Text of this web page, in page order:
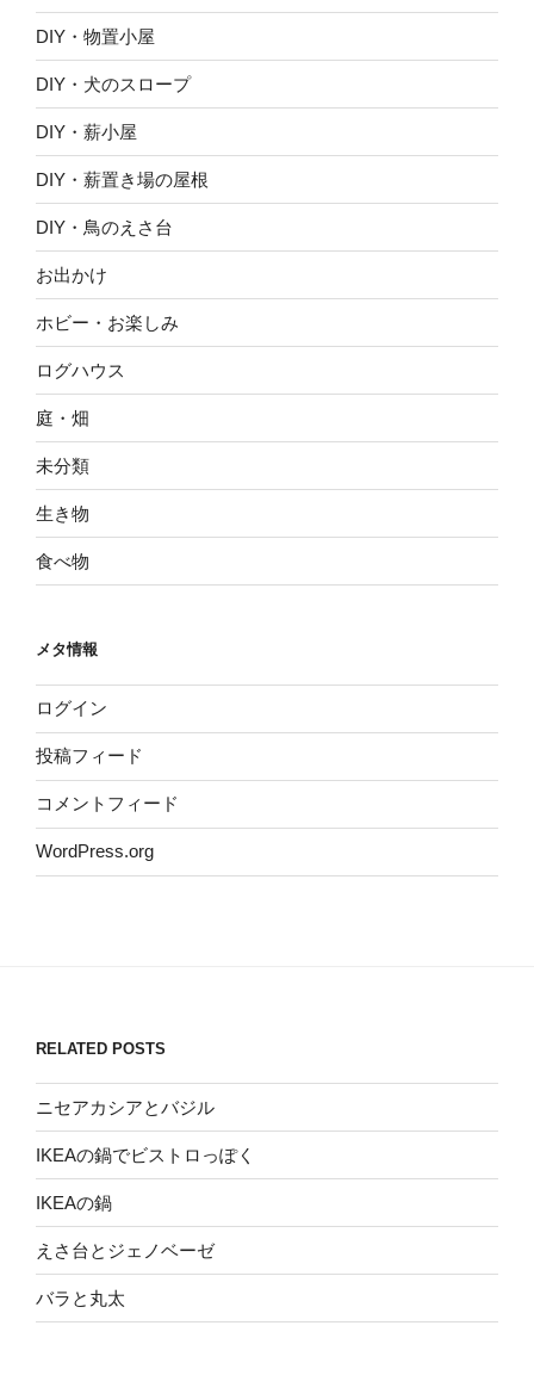
DIY・物置小屋
DIY・犬のスロープ
DIY・薪小屋
DIY・薪置き場の屋根
DIY・鳥のえさ台
お出かけ
ホビー・お楽しみ
ログハウス
庭・畑
未分類
生き物
食べ物
メタ情報
ログイン
投稿フィード
コメントフィード
WordPress.org
RELATED POSTS
ニセアカシアとバジル
IKEAの鍋でビストロっぽく
IKEAの鍋
えさ台とジェノベーゼ
バラと丸太